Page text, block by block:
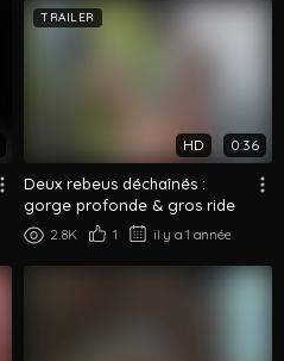
TRAILER
HD 0:36
Deux rebeus déchaînés :
gorge profonde & gros ride
2.8K 1 il y a 1 année